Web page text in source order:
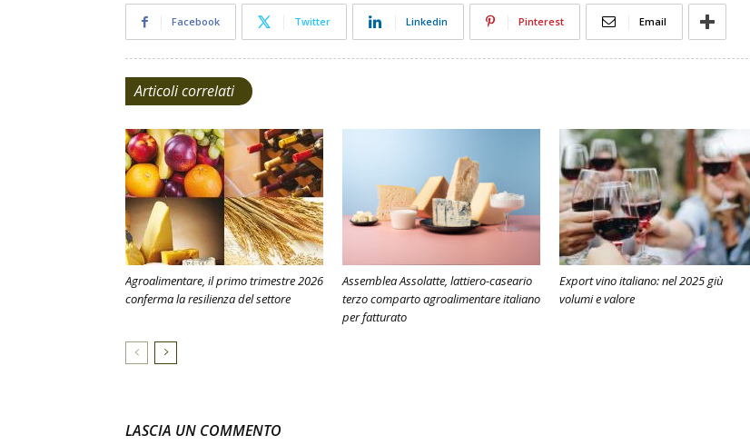
Facebook Twitter Linkedin Pinterest Email
Articoli correlati
Agroalimentare, il primo trimestre 2026
conferma la resilienza del settore
Assemblea Assolatte, lattiero-caseario
terzo comparto agroalimentare italiano
per fatturato
Export vino italiano: nel 2025 giù
volumi e valore
LASCIA UN COMMENTO